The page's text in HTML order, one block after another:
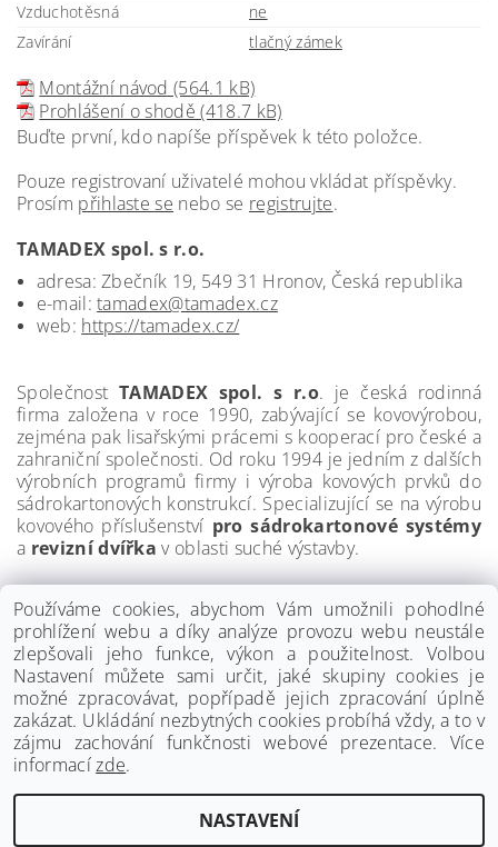
Vzduchotěsná
ne
Zavírání
tlačný zámek
Montážní návod (564.1 kB)
Prohlášení o shodě (418.7 kB)
Buďte první, kdo napíše příspěvek k této položce.
Pouze registrovaní uživatelé mohou vkládat příspěvky.
Prosím přihlaste se nebo se registrujte.
TAMADEX spol. s r.o.
adresa: Zbečník 19, 549 31 Hronov, Česká republika
e-mail:tamadex@tamadex.cz
web: https://tamadex.cz/
Společnost TAMADEX spol. s r.o. je česká rodinná
firma založena v roce 1990, zabývající se kovovýrobou,
zejména pak lisařskými prácemi s kooperací pro české a
zahraniční společnosti. Od roku 1994 je jedním z dalších
výrobních programů firmy i výroba kovových prvků do
sádrokartonových konstrukcí. Specializující se na výrobu
kovového příslušenství pro sádrokartonové systémy
a revizní dvířka v oblasti suché výstavby.
www.palmat.cz
Používáme cookies, abychom Vám umožnili pohodlné
prohlížení webu a díky analýze provozu webu neustále
zlepšovali jeho funkce, výkon a použitelnost. Volbou
Nastavení můžete sami určit, jaké skupiny cookies je
možné zpracovávat, popřípadě jejich zpracování úplně
zakázat. Ukládání nezbytných cookies probíhá vždy, a to v
zájmu zachování funkčnosti webové prezentace. Více
informacízde.
NASTAVENÍ